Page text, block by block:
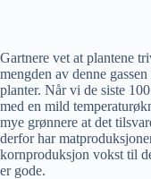
Gartnere vet at plantene
mengden av denne
planter. Når vi de siste
med en mild
mye grønnere at det
derfor har
kornproduksjon vokst til
er gode.